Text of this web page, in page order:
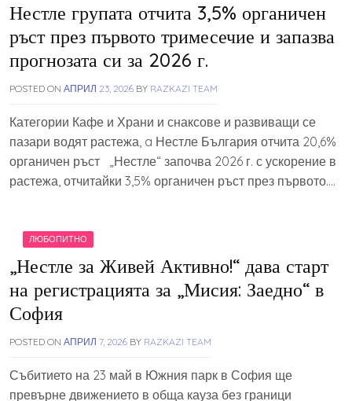
Нестле групата отчита 3,5% органичен
ръст през първото тримесечие и запазва
прогнозата си за 2026 г.
POSTED ON АПРИЛ 23, 2026 BY RAZKAZI TEAM
Категории Кафе и Храни и снаксове и развиващи се
пазари водят растежа, a Нестле България отчита 20,6%
органичен ръст „Нестле“ започва 2026 г. с ускорение в
растежа, отчитайки 3,5% органичен ръст през първото….
ЛЮБОПИТНО
„Нестле за Живей Активно!“ дава старт
на регистрацията за „Мисия: Заедно“ в
София
POSTED ON АПРИЛ 7, 2026 BY RAZKAZI TEAM
Събитието на 23 май в Южния парк в София ще
превърне движението в обща кауза без граници